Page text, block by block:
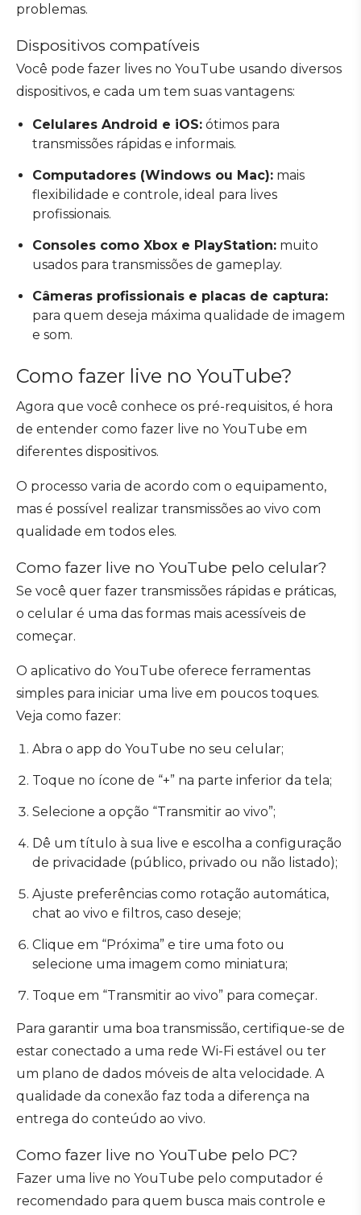
problemas.
Dispositivos compatíveis
Você pode fazer lives no YouTube usando diversos
dispositivos, e cada um tem suas vantagens:
Celulares Android e iOS: ótimos para
transmissões rápidas e informais.
Computadores (Windows ou Mac): mais
flexibilidade e controle, ideal para lives
profissionais.
Consoles como Xbox e PlayStation: muito
usados para transmissões de gameplay.
Câmeras profissionais e placas de captura:
para quem deseja máxima qualidade de imagem
e som.
Como fazer live no YouTube?
Agora que você conhece os pré-requisitos, é hora
de entender como fazer live no YouTube em
diferentes dispositivos.
O processo varia de acordo com o equipamento,
mas é possível realizar transmissões ao vivo com
qualidade em todos eles.
Como fazer live no YouTube pelo celular?
Se você quer fazer transmissões rápidas e práticas,
o celular é uma das formas mais acessíveis de
começar.
O aplicativo do YouTube oferece ferramentas
simples para iniciar uma live em poucos toques.
Veja como fazer:
Abra o app do YouTube no seu celular;
Toque no ícone de “+” na parte inferior da tela;
Selecione a opção “Transmitir ao vivo”;
Dê um título à sua live e escolha a configuração
de privacidade (público, privado ou não listado);
Ajuste preferências como rotação automática,
chat ao vivo e filtros, caso deseje;
Clique em “Próxima” e tire uma foto ou
selecione uma imagem como miniatura;
Toque em “Transmitir ao vivo” para começar.
Para garantir uma boa transmissão, certifique-se de
estar conectado a uma rede Wi-Fi estável ou ter
um plano de dados móveis de alta velocidade. A
qualidade da conexão faz toda a diferença na
entrega do conteúdo ao vivo.
Como fazer live no YouTube pelo PC?
Fazer uma live no YouTube pelo computador é
recomendado para quem busca mais controle e